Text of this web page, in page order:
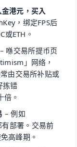
港元，买入
，绑定FPS后
或ETH。
– 喺交易所提币页
」网络，
由交易所补贴或
拣错
倍。
– 例如
部署。交易前
高峰期。